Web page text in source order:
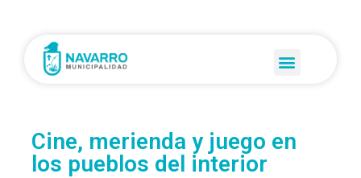
Cine, merienda y juego en
los pueblos del interior